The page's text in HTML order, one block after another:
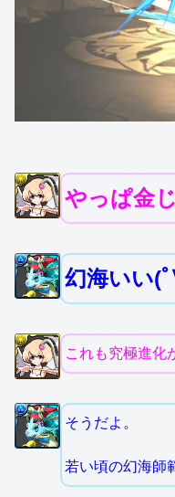
やっぱ金
幻海いい(
これも究極進化
そうだよ。
若い頃の幻海師